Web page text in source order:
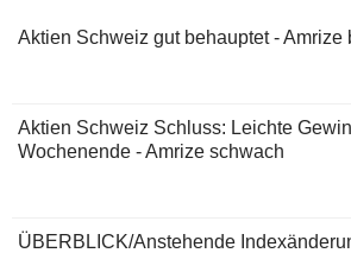
Aktien Schweiz gut behauptet - Amrize
Aktien Schweiz Schluss: Leichte
Wochenende - Amrize schwach
ÜBERBLICK/Anstehende